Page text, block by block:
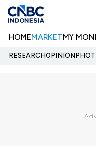
HOMEMARKETMY
RESEARCHOPINION